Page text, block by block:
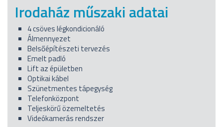
Irodaház műszaki adatai
4 csöves légkondicionáló
Álmennyezet
Belsőépítészeti tervezés
Emelt padló
Lift az épületben
Optikai kábel
Szünetmentes tápegység
Telefonközpont
Teljeskörű özemeltetés
Videókamerás rendszer